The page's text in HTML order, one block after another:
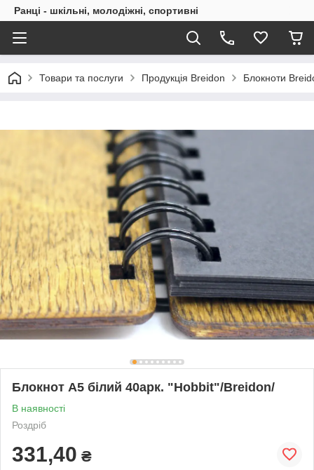
Ранці - шкільні, молодіжні, спортивні
Товари та послуги Продукція Breidon Блокноти
Блокнот А5 білий 40арк. "Hobbit"/Breidon/
В наявності
Роздріб
331,40 ₴